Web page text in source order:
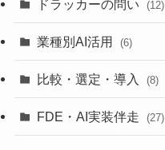
ドラッカーの問い (12)
業種別AI活用 (6)
比較・選定・導入 (8)
FDE・AI実装伴走 (27)